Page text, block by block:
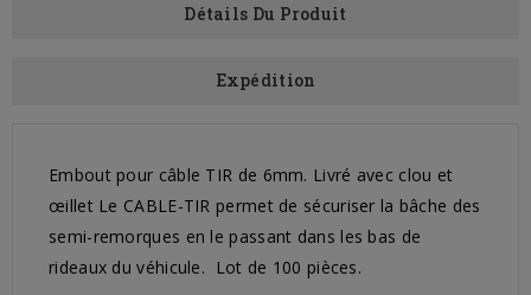
Détails Du Produit
Expédition
Embout pour câble TIR de 6mm. Livré avec clou et
œillet Le CABLE-TIR permet de sécuriser la bâche des
semi-remorques en le passant dans les bas de
rideaux du véhicule. Lot de 100 pièces.